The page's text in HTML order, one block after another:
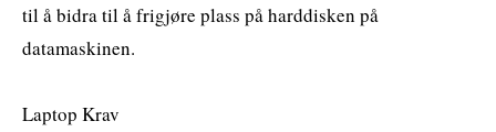
til å bidra til å frigjøre plass på harddisken på
datamaskinen.
Laptop Krav